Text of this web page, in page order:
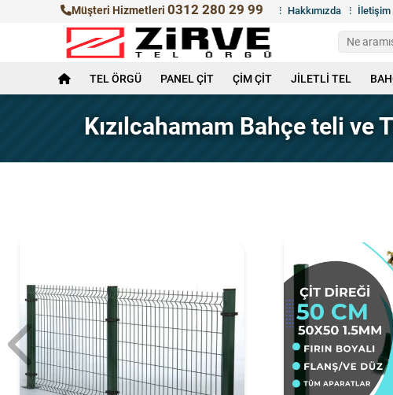
Müşteri Hizmetleri 0312 280 29 99 Hakkımızda İletişim
TEL ÖRGÜ PANEL ÇİT ÇİM ÇİT JİLETLİ TEL
Kızılcahamam Bahçe teli ve